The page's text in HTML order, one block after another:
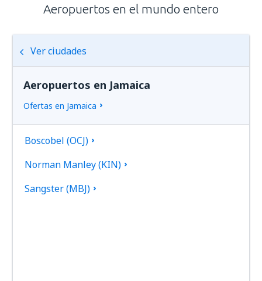
Aeropuertos en el mundo entero
Ver ciudades
Aeropuertos en Jamaica
Ofertas en Jamaica
Boscobel (OCJ)
Norman Manley (KIN)
Sangster (MBJ)